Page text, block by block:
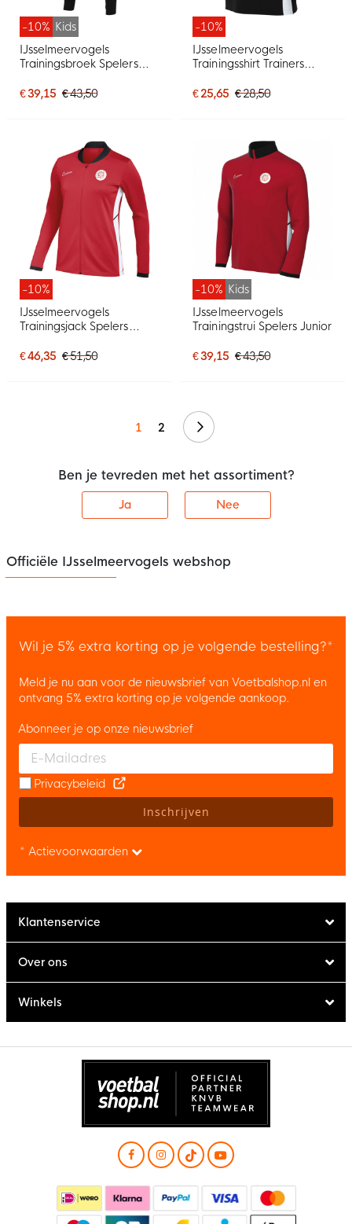
-10% Kids
IJsselmeervogels
Trainingsbroek Spelers
€ 39,15 € 43,50
-10%
IJsselmeervogels
Trainingsshirt Trainers
€ 25,65 € 28,50
-10%
IJsselmeervogels
Trainingsjack Spelers
€ 46,35 € 51,50
-10% Kids
IJsselmeervogels
Trainingstrui Spelers Junior
€ 39,15 € 43,50
1 2 Volgende
Ben je tevreden met het assortiment?
Ja Nee
Officiële IJsselmeervogels webshop
Wil je 5% extra korting op je volgende bestelling?*
Meld je nu aan voor de nieuwsbrief van Voetbalshop.nl en
ontvang 5% extra korting op je volgende aankoop.
Enter your email and accept the privacy policy to subscribe to
Abonneer je op onze nieuwsbrief
Privacybeleid
Inschrijven
* Actievoorwaarden
Klantenservice
Over ons
Winkels